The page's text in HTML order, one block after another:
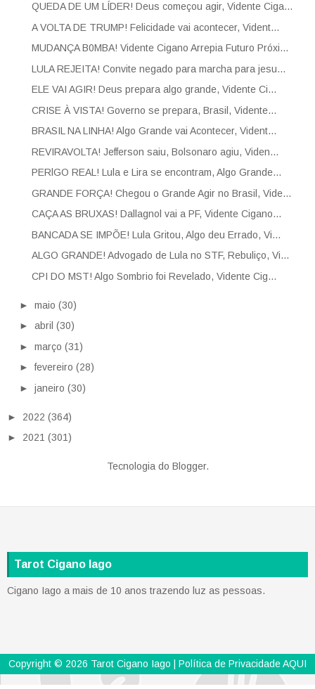
QUEDA DE UM LÍDER! Deus começou agir, Vidente Ciga...
A VOLTA DE TRUMP! Felicidade vai acontecer, Vident...
MUDANÇA B0MBA! Vidente Cigano Arrepia Futuro Próxi...
LULA REJEITA! Convite negado para marcha para jesu...
ELE VAI AGIR! Deus prepara algo grande, Vidente Ci...
CRISE À VISTA! Governo se prepara, Brasil, Vidente...
BRASIL NA LINHA! Algo Grande vai Acontecer, Vident...
REVIRAVOLTA! Jefferson saiu, Bolsonaro agiu, Viden...
PERlGO REAL! Lula e Lira se encontram, Algo Grande...
GRANDE FORÇA! Chegou o Grande Agir no Brasil, Vide...
CAÇA AS BRUXAS! Dallagnol vai a PF, Vidente Cigano...
BANCADA SE IMPÕE! Lula Gritou, Algo deu Errado, Vi...
ALGO GRANDE! Advogado de Lula no STF, Rebuliço, Vi...
CPI DO MST! Algo Sombrio foi Revelado, Vidente Cig...
► maio (30)
► abril (30)
► março (31)
►fevereiro (28)
► janeiro (30)
► 2022 (364)
► 2021 (301)
Tecnologia do Blogger.
Tarot Cigano Iago
Cigano Iago a mais de 10 anos trazendo luz as pessoas.
Copyright © 2026 Tarot Cigano Iago | Política de PrivacidadeAQUI